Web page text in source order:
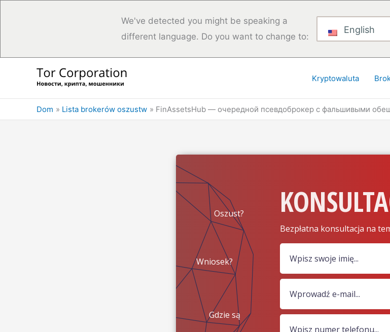
We've detected you might be speaking a
different language. Do you want to change to:
English
Kryptowaluta
Dom Lista brokerów oszustw FinAssetsHub — очередной псевдоброкер с фальшивыми
Bezpłatna konsultacja na
Oszust?
Wniosek?
Gdzie są
pieniądze?